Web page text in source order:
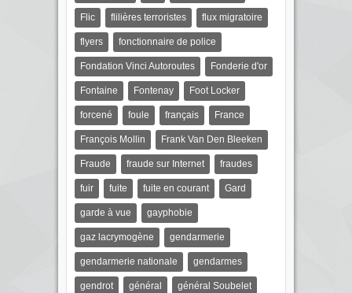
Flic flilières terroristes flux migratoire
flyers fonctionnaire de police
Fondation Vinci Autoroutes Fonderie d'or
Fontaine Fontenay Foot Locker
forcené foule français France
François Mollin Frank Van Den Bleeken
Fraude fraude sur Internet fraudes
fuir fuite fuite en courant Gard
garde à vue gayphobie
gaz lacrymogène gendarmerie
gendarmerie nationale gendarmes
gendrot général général Soubelet